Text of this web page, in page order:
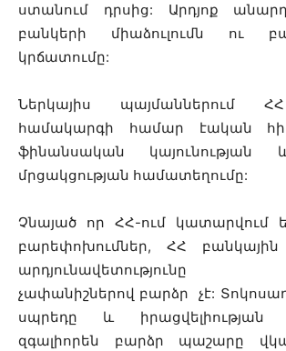
ստանում դրսից: Արդյոք
բանկերի միաձուլումն ու
կրճատումը:
Ներկայիս պայմաններում
համակարգի համար էական
ֆինանսական կայունության
մրցակցության համատեղումը:
Չնայած որ ՀՀ-ում կատարվում
բարեփոխումներ, ՀՀ
արդյունավետությունը
չափանիշներով բարձր չէ:
սպրեդը և իրացվելիության
զգալիորեն բարձր պաշարը